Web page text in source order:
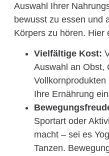
Auswahl Ihrer
bewusst zu essen und
Körpers zu hören. Hier
Vielfältige Kost:
Auswahl an Obst,
Ihre Ernährung
Sportart oder
macht – sei es
Tanzen.